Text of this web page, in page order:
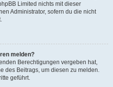
Limited nichts mit dieser
Administrator, sofern du die nicht
melden?
Berechtigungen vergeben hat,
des Beitrags, um diesen zu melden.
geführt.